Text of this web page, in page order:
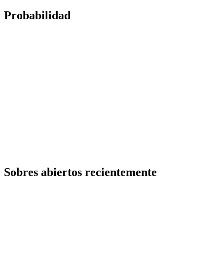
Probabilidad
Sobres abiertos recientemente